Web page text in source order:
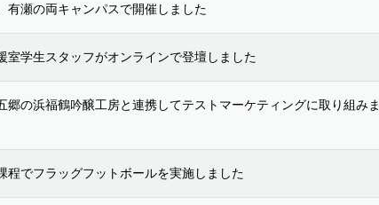
有瀬の両キャンパスで開催しました
学生スタッフがオンラインで登壇しました
の浜福鶴吟醸工房と連携してテストマーケティングに取り組みま
程でフラッグフットボールを実施しました